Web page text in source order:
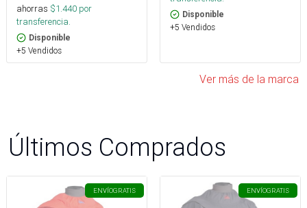
ahorras $1.440 por
transferencia.
Disponible
+5 Vendidos
Disponible
+5 Vendidos
Ver más de la marca
Últimos Comprados
ENVÍOGRATIS ENVÍOGRATIS